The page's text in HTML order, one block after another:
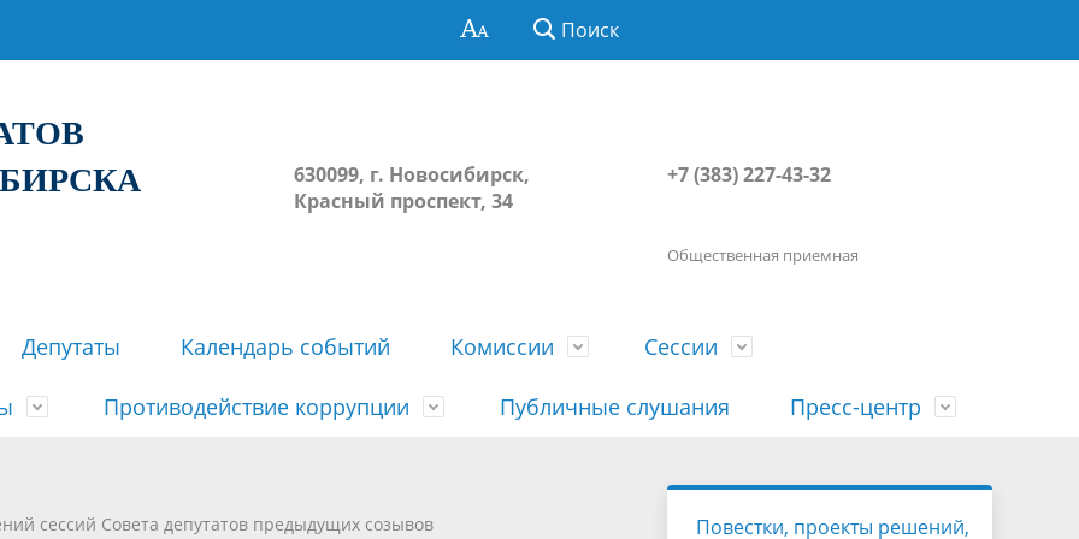
Поиск
630099, г. Новосибирск,
Красный проспект, 34
+7 (383) 227-43-32
Общественная приемная
История
Депутаты Календарь событий Комиссии Сессии
решений сессий Совета
недействующими решений Совета
Порядок посещения сессии
гражданами
Противодействие коррупции
Сведения о доходах, расходах, об
имуществе, обязательствах
Публичные слушания Пресс-центр
Наша "Прямая линия"
сессий Совета депутатов предыдущих созывов
Повестки, проекты решений,